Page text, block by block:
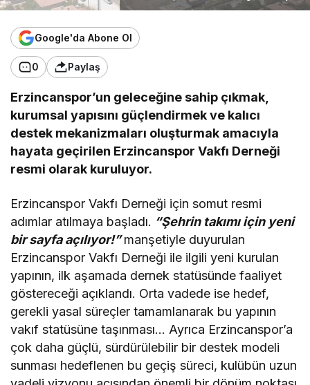
Google'da Abone Ol
0 Paylaş
Erzincanspor’un geleceğine sahip çıkmak,
kurumsal yapısını güçlendirmek ve kalıcı
destek mekanizmaları oluşturmak amacıyla
hayata geçirilen Erzincanspor Vakfı Derneği
resmi olarak kuruluyor.
Erzincanspor Vakfı Derneği için somut resmi
adımlar atılmaya başladı. “Şehrin takımı için yeni
bir sayfa açılıyor!”manşetiyle duyurulan
Erzincanspor Vakfı Derneği ile ilgili yeni kurulan
yapının, ilk aşamada dernek statüsünde faaliyet
göstereceği açıklandı. Orta vadede ise hedef,
gerekli yasal süreçler tamamlanarak bu yapının
vakıf statüsüne taşınması… Ayrıca Erzincanspor’a
çok daha güçlü, sürdürülebilir bir destek modeli
sunması hedeflenen bu geçiş süreci, kulübün uzun